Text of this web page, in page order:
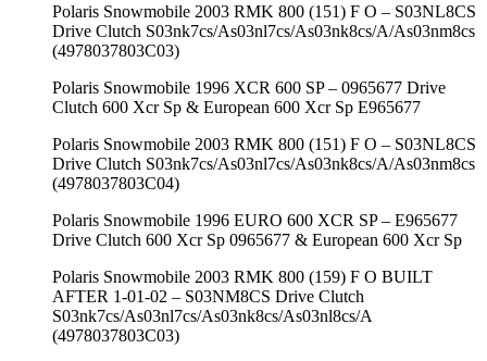
Polaris Snowmobile 2003 RMK 800 (151) F O – S03NL8CS
Drive Clutch S03nk7cs/As03nl7cs/As03nk8cs/A/As03nm8cs
(4978037803C03)
Polaris Snowmobile 1996 XCR 600 SP – 0965677 Drive
Clutch 600 Xcr Sp & European 600 Xcr Sp E965677
Polaris Snowmobile 2003 RMK 800 (151) F O – S03NL8CS
Drive Clutch S03nk7cs/As03nl7cs/As03nk8cs/A/As03nm8cs
(4978037803C04)
Polaris Snowmobile 1996 EURO 600 XCR SP – E965677
Drive Clutch 600 Xcr Sp 0965677 & European 600 Xcr Sp
Polaris Snowmobile 2003 RMK 800 (159) F O BUILT
AFTER 1-01-02 – S03NM8CS Drive Clutch
S03nk7cs/As03nl7cs/As03nk8cs/As03nl8cs/A
(4978037803C03)